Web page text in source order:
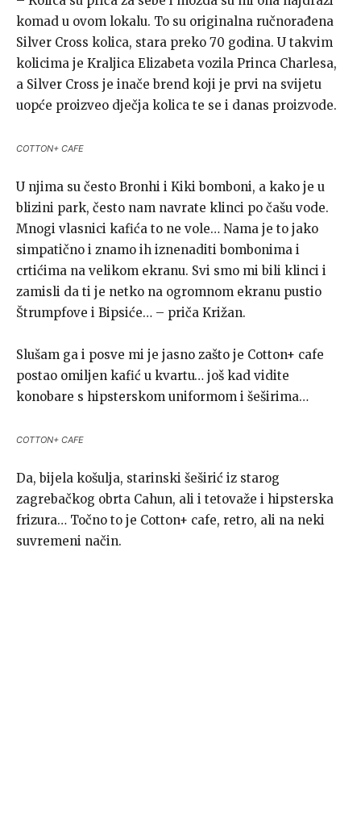
komad u ovom lokalu. To su originalna ručnorađena
Silver Cross kolica, stara preko 70 godina. U takvim
kolicima je Kraljica Elizabeta vozila Princa Charlesa,
a Silver Cross je inače brend koji je prvi na svijetu
uopće proizveo dječja kolica te se i danas proizvode.
COTTON+ CAFE
U njima su često Bronhi i Kiki bomboni, a kako je u
blizini park, često nam navrate klinci po čašu vode.
Mnogi vlasnici kafića to ne vole… Nama je to jako
simpatično i znamo ih iznenaditi bombonima i
crtićima na velikom ekranu. Svi smo mi bili klinci i
zamisli da ti je netko na ogromnom ekranu pustio
Štrumpfove i Bipsiće… – priča Križan.
Slušam ga i posve mi je jasno zašto je Cotton+ cafe
postao omiljen kafić u kvartu… još kad vidite
konobare s hipsterskom uniformom i šeširima…
COTTON+ CAFE
Da, bijela košulja, starinski šeširić iz starog
zagrebačkog obrta Cahun, ali i tetovaže i hipsterska
frizura… Točno to je Cotton+ cafe, retro, ali na neki
suvremeni način.